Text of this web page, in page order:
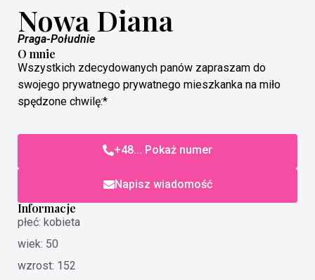
Nowa Diana
Praga-Południe
O mnie
Wszystkich zdecydowanych panów zapraszam do
swojego prywatnego prywatnego mieszkanka na miło
spędzone chwilę:*
+48... Pokaż numer
Napisz wiadomość
Informacje
płeć: kobieta
wiek: 50
wzrost: 152